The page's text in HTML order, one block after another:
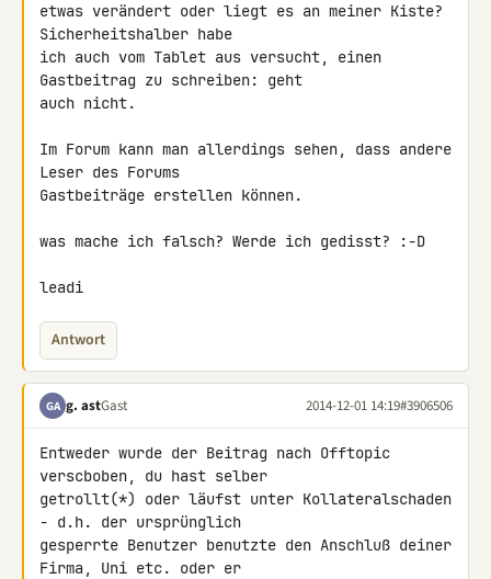
etwas verändert oder liegt es an meiner Kiste?
Sicherheitshalber habe
ich auch vom Tablet aus versucht, einen
Gastbeitrag zu schreiben: geht
auch nicht.
Im Forum kann man allerdings sehen, dass andere
Leser des Forums
Gastbeiträge erstellen können.
was mache ich falsch? Werde ich gedisst? :-D
leadi
Antwort
GA g. astGast 2014-12-01 14:19#3906506
Entweder wurde der Beitrag nach Offtopic
verscboben, du hast selber
getrollt(*) oder läufst unter Kollateralschaden
- d.h. der ursprünglich
gesperrte Benutzer benutzte den Anschluß deiner
Firma, Uni etc. oder er